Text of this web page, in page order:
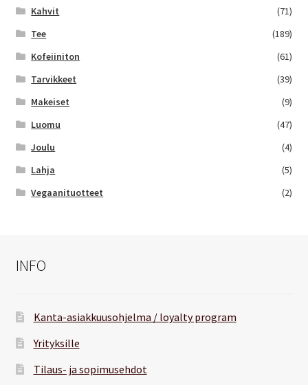
Kahvit
(71)
Tee
(189)
Kofeiiniton
(61)
Tarvikkeet
(39)
Makeiset
(9)
Luomu
(47)
Joulu
(4)
Lahja
(5)
Vegaanituotteet
(2)
INFO
Kanta-asiakkuusohjelma / loyalty program
Yrityksille
Tilaus- ja sopimusehdot